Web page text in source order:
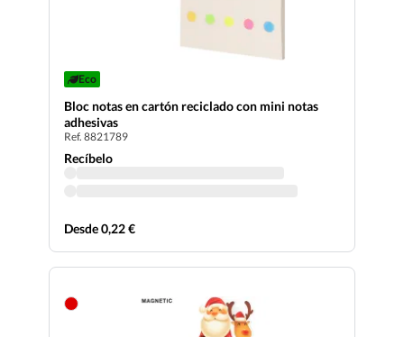
Eco
Bloc notas en cartón reciclado con mini notas
adhesivas
Ref. 8821789
Recíbelo
Desde 0,22 €